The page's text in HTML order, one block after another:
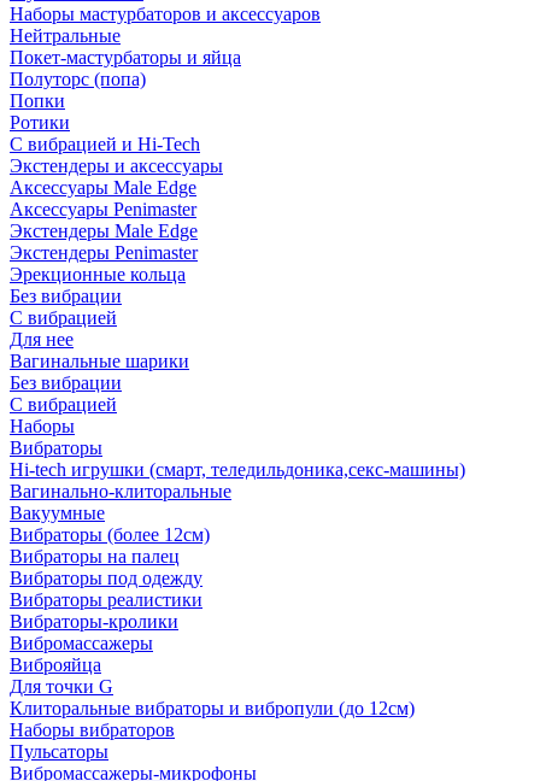
Наборы мастурбаторов и аксессуаров
Нейтральные
Покет-мастурбаторы и яйца
Полуторс (попа)
Попки
Ротики
С вибрацией и Hi-Tech
Экстендеры и аксессуары
Аксессуары Male Edge
Аксессуары Penimaster
Экстендеры Male Edge
Экстендеры Penimaster
Эрекционные кольца
Без вибрации
С вибрацией
Для нее
Вагинальные шарики
Без вибрации
С вибрацией
Наборы
Вибраторы
Hi-tech игрушки (смарт, теледильдоника,секс-машины)
Вагинально-клиторальные
Вакуумные
Вибраторы (более 12см)
Вибраторы на палец
Вибраторы под одежду
Вибраторы реалистики
Вибраторы-кролики
Вибромассажеры
Виброяйца
Для точки G
Клиторальные вибраторы и вибропули (до 12см)
Наборы вибраторов
Пульсаторы
Вибромассажеры-микрофоны